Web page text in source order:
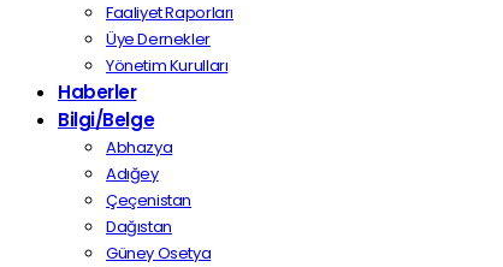
Faaliyet Raporları
Üye Dernekler
Yönetim Kurulları
Haberler
Bilgi/Belge
Abhazya
Adığey
Çeçenistan
Dağıstan
Güney Osetya